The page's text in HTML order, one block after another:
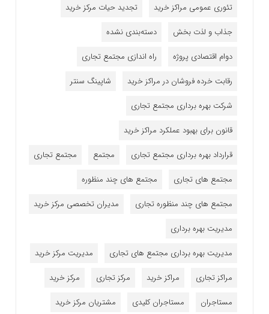
تئوری عمومی مراکز خرید
تجدید حیات مرکز خرید
جذاب و لذت بخش
دسته‌بندی نشده
دوام اقتصادی پروژه
راه اندازی مجتمع تجاری
رقابت خرده فروشان در مراکز خرید
شاپینگ سنتر
شرکت بهره برداری مجتمع تجاری
قانون برای بهبود عملکرد مراکز خرید
قرارداد بهره برداری مجتمع تجاری
مجتمع
مجتمع تجاری
مجتمع های تجاری
مجتمع های چند منظوره
مجتمع های چند منظوره تجاری
مدیران تخصصی مرکز خرید
مدیریت بهره برداری
مدیریت بهره برداری مجتمع های تجاری
مدیریت مرکز خرید
مراکز تجاری
مراکز خرید مرکز تجاری
مرکز خرید
مستاجران
مستاجران کلیدی
مشتریان مرکز خرید